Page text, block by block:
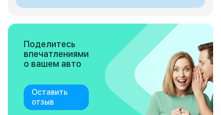
Поделитесь
впечатлениями
о вашем авто
Оставить
отзыв